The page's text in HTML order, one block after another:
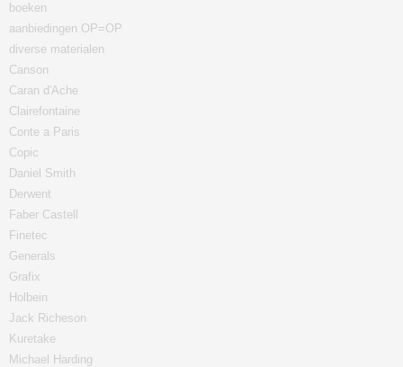
boeken
aanbiedingen OP=OP
diverse materialen
Canson
Caran d'Ache
Clairefontaine
Conte a Paris
Copic
Daniel Smith
Derwent
Faber Castell
Finetec
Generals
Grafix
Holbein
Jack Richeson
Kuretake
Michael Harding